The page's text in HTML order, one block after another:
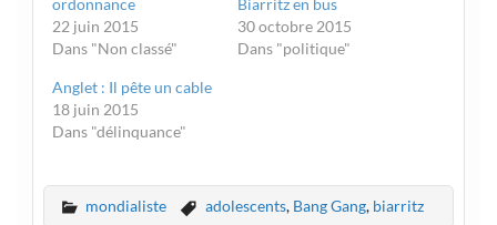
22 juin 2015
Dans "Non classé"
30 octobre 2015
Dans "politique"
Anglet : Il pête un cable
18 juin 2015
Dans "délinquance"
mondialiste adolescents, Bang Gang, biarritz